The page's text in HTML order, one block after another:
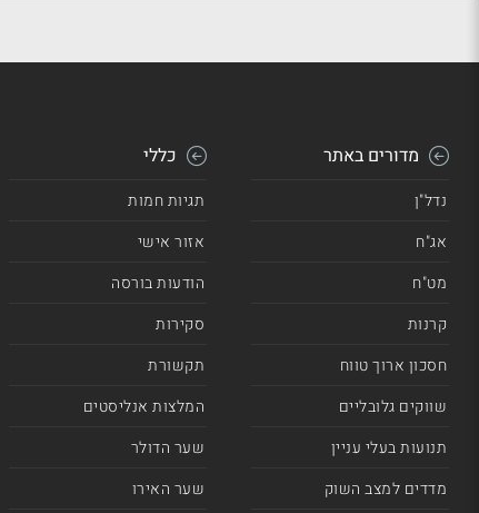
מדורים באתר
נדל"ן
אג"ח
מט"ח
קרנות
חסכון ארוך טווח
שווקים גלובליים
תנועות בעלי עניין
מדדים למצב השוק
כללי
תגיות חמות
אזור אישי
הודעות בורסה
סקירות
תקשורת
המלצות אנליסטים
שער הדולר
שער האירו